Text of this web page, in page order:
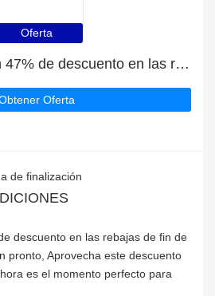
Oferta
Consigue hasta un 47% de descuento en las rebajas de fin de temporada | que terminan pronto
Oferta
de finalización
descuento en las rebajas de fin de
pronto, Aprovecha este descuento
es el momento perfecto para